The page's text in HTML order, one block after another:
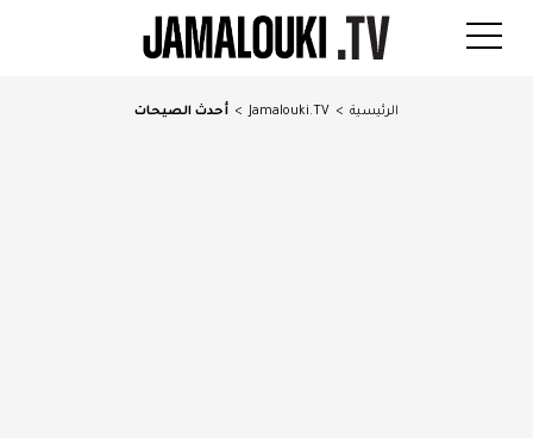
الرئيسية >
Jamalouki.TV
> أحدث الصيحات